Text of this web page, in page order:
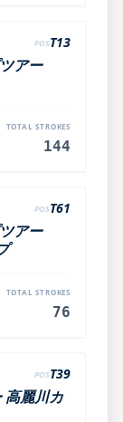
POST13
アー
TOTAL STROKES
144
POST61
アー
TOTAL STROKES
76
POST39
高麗川カ